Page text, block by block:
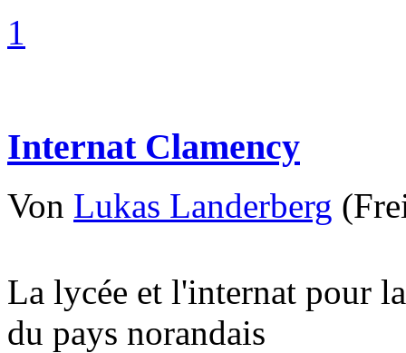
1
Internat Clamency
Von Lukas Landerberg
La lycée et l'internat pour
du pays norandais